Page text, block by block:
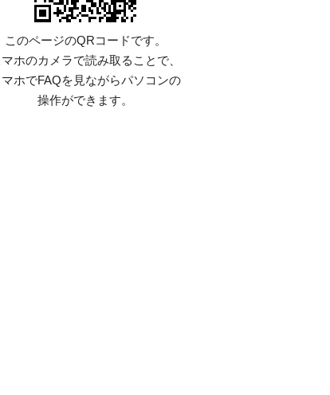
このページのQRコードです。
マホのカメラで読み取ることで、
マホでFAQを見ながらパソコンの
操作ができます。